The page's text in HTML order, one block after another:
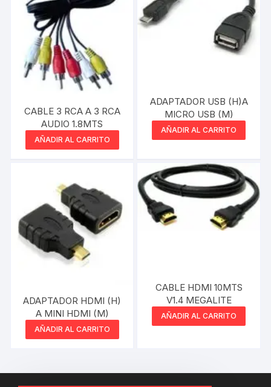
CABLE 3 RCA A 3 RCA
AUDIO 1.8MTS
AÑADIR AL CARRITO
ADAPTADOR USB (H)A
MICRO USB (M)
AÑADIR AL CARRITO
ADAPTADOR HDMI (H)
A MINI HDMI (M)
AÑADIR AL CARRITO
CABLE HDMI 10MTS
V1.4 MEGALITE
AÑADIR AL CARRITO